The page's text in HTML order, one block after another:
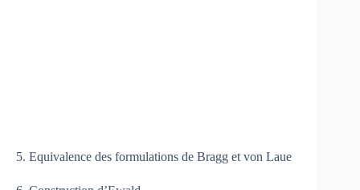
5. Equivalence des formulations de Bragg et von Laue